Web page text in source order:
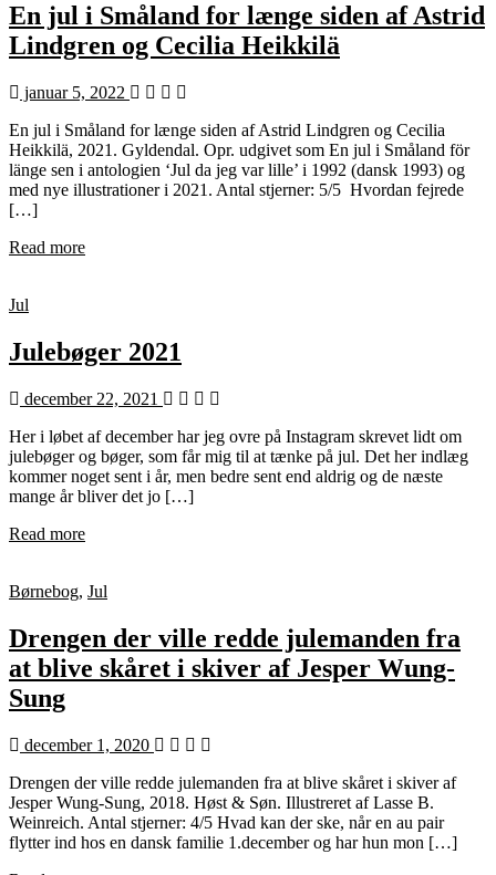
En jul i Småland for længe siden af Astrid
Lindgren og Cecilia Heikkilä
januar 5, 2022
En jul i Småland for længe siden af Astrid Lindgren og Cecilia
Heikkilä, 2021. Gyldendal. Opr. udgivet som En jul i Småland för
länge sen i antologien ‘Jul da jeg var lille’ i 1992 (dansk 1993) og
med nye illustrationer i 2021. Antal stjerner: 5/5 Hvordan fejrede
[…]
Read more
Jul
Julebøger 2021
december 22, 2021
Her i løbet af december har jeg ovre på Instagram skrevet lidt om
julebøger og bøger, som får mig til at tænke på jul. Det her indlæg
kommer noget sent i år, men bedre sent end aldrig og de næste
mange år bliver det jo […]
Read more
Børnebog, Jul
Drengen der ville redde julemanden fra
at blive skåret i skiver af Jesper Wung-
Sung
december 1, 2020
Drengen der ville redde julemanden fra at blive skåret i skiver af
Jesper Wung-Sung, 2018. Høst & Søn. Illustreret af Lasse B.
Weinreich. Antal stjerner: 4/5 Hvad kan der ske, når en au pair
flytter ind hos en dansk familie 1.december og har hun mon […]